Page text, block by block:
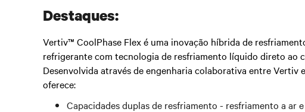
Destaques:
Vertiv™ CoolPhase Flex é uma inovação híbrida de
refrigerante com tecnologia de resfriamento líquido direto ao
Desenvolvida através de engenharia colaborativa entre Vertiv
oferece:
Capacidades duplas de resfriamento - resfriamento a ar